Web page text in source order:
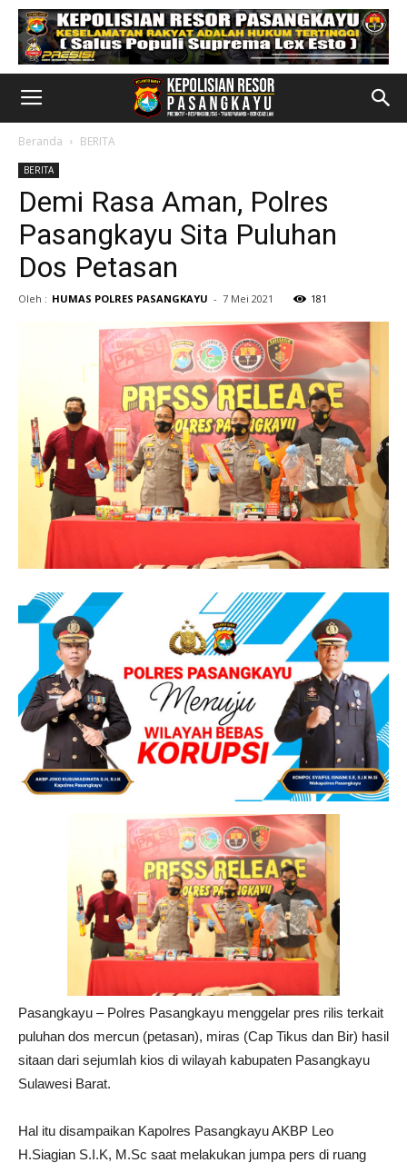
Beranda BERITA
BERITA
Demi Rasa Aman, Polres
Pasangkayu Sita Puluhan
Dos Petasan
Oleh : HUMAS POLRES PASANGKAYU - 7 Mei 2021 181
Pasangkayu – Polres Pasangkayu menggelar pres rilis terkait
puluhan dos mercun (petasan), miras (Cap Tikus dan Bir) hasil
sitaan dari sejumlah kios di wilayah kabupaten Pasangkayu
Sulawesi Barat.
Hal itu disampaikan Kapolres Pasangkayu AKBP Leo
H.Siagian S.I.K, M.Sc saat melakukan jumpa pers di ruang